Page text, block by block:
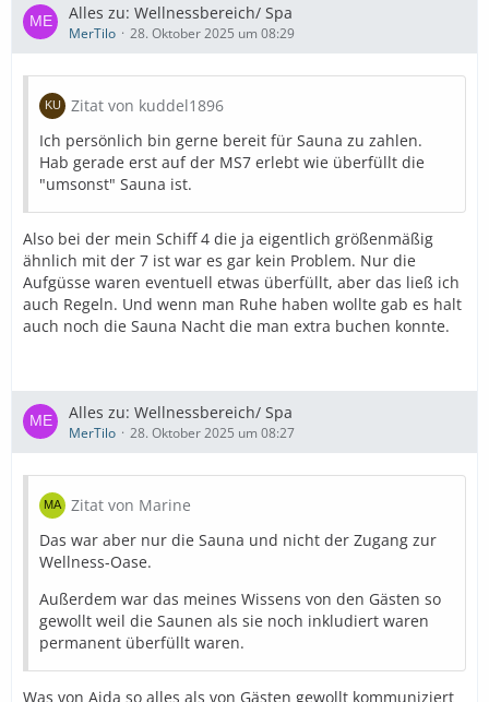
Alles zu: Wellnessbereich/ Spa
MerTilo 28. Oktober 2025 um 08:29
Zitat von kuddel1896
Ich persönlich bin gerne bereit für Sauna zu zahlen.
Hab gerade erst auf der MS7 erlebt wie überfüllt die
"umsonst" Sauna ist.
Also bei der mein Schiff 4 die ja eigentlich größenmäßig
ähnlich mit der 7 ist war es gar kein Problem. Nur die
Aufgüsse waren eventuell etwas überfüllt, aber das ließ ich
auch Regeln. Und wenn man Ruhe haben wollte gab es halt
auch noch die Sauna Nacht die man extra buchen konnte.
Alles zu: Wellnessbereich/ Spa
MerTilo 28. Oktober 2025 um 08:27
Zitat von Marine
Das war aber nur die Sauna und nicht der Zugang zur
Wellness-Oase.
Außerdem war das meines Wissens von den Gästen so
gewollt weil die Saunen als sie noch inkludiert waren
permanent überfüllt waren.
Was von Aida so alles als von Gästen gewollt kommuniziert